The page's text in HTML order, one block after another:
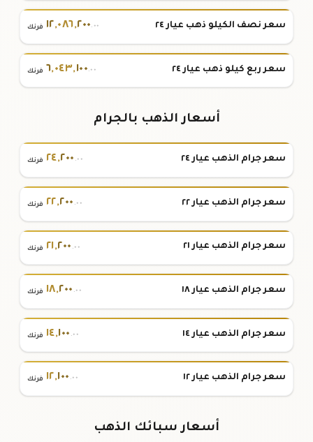
سعر نصف الكيلو ذهب عيار ٢٤ ١٢,٠٨٦,٢٠٠.٠٠ فرنك
سعر ربع كيلو ذهب عيار ٢٤ ٦,٠٤٣,١٠٠.٠٠ فرنك
أسعار الذهب بالجرام
سعر جرام الذهب عيار ٢٤ ٢٤,٢٠٠ .٠٠ فرنك
سعر جرام الذهب عيار ٢٢ ٢٢,٢٠٠ .٠٠ فرنك
سعر جرام الذهب عيار ٢١ ٢١,٢٠٠ .٠٠ فرنك
سعر جرام الذهب عيار ١٨ ١٨,٢٠٠ .٠٠ فرنك
سعر جرام الذهب عيار ١٤ ١٤,١٠٠ .٠٠ فرنك
سعر جرام الذهب عيار ١٢ ١٢ ,١٠٠ .٠٠ فرنك
أسعار سبائك الذهب